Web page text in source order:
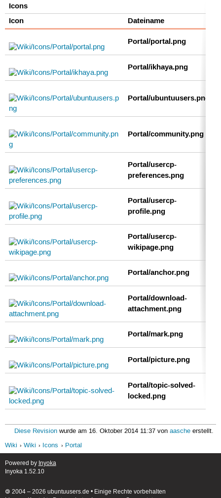
Icons
Icon
Dateiname
Portal/portal.png
Portal/ikhaya.png
Portal/ubuntuusers.png
Portal/community.png
Portal/usercp-
preferences.png
Portal/usercp-
profile.png
Portal/usercp-
wikipage.png
Portal/anchor.png
Portal/download-
attachment.png
Portal/mark.png
Portal/picture.png
Portal/topic-solved-
locked.png
Diese Revision wurde am 16. Oktober 2014 11:37 vonaasche erstellt.
Wiki
Wiki Icons Portal
Powered by Inyoka
Inyoka 1.52.10
🄯 2004 – 2026 ubuntuusers.de • Einige Rechte vorbehalten